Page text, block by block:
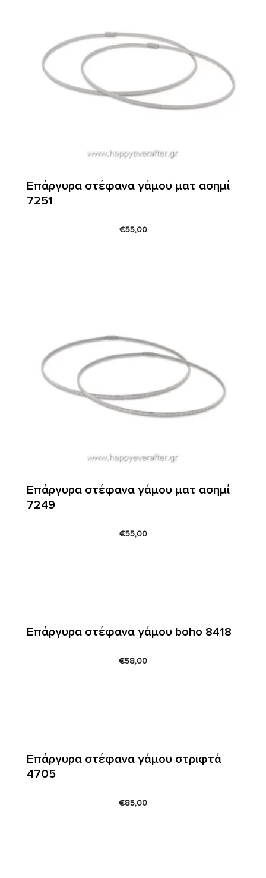
Επάργυρα στέφανα γάμου ματ ασημί
7251
€55,00
Επάργυρα στέφανα γάμου ματ ασημί
7249
€55,00
Επάργυρα στέφανα γάμου boho 8418
€58,00
Επάργυρα στέφανα γάμου στριφτά
4705
€85,00